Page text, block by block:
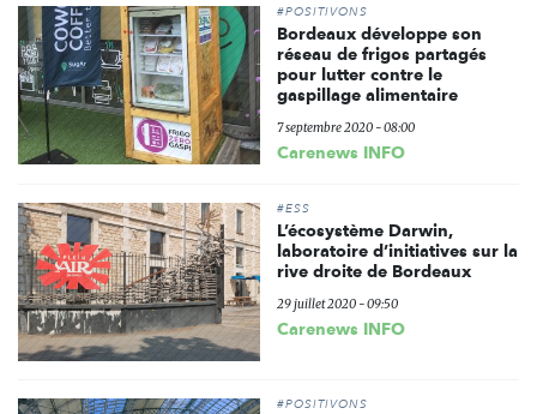
#POSITIVONS
Bordeaux développe son
réseau de frigos partagés
pour lutter contre le
gaspillage alimentaire
7 septembre 2020 - 08:00
Carenews INFO
#ESS
L’écosystème Darwin,
laboratoire d’initiatives sur la
rive droite de Bordeaux
29 juillet 2020 - 09:50
Carenews INFO
#POSITIVONS